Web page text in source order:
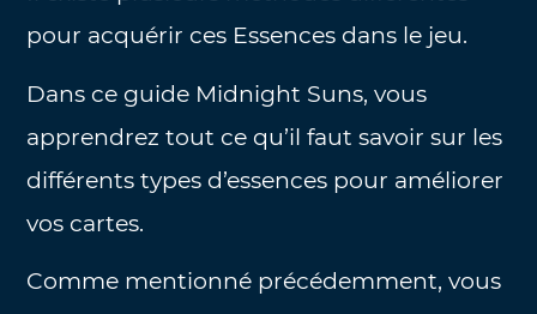
pour acquérir ces Essences dans le jeu.
Dans ce guide Midnight Suns, vous
apprendrez tout ce qu’il faut savoir sur les
différents types d’essences pour améliorer
vos cartes.
Comme mentionné précédemment, vous